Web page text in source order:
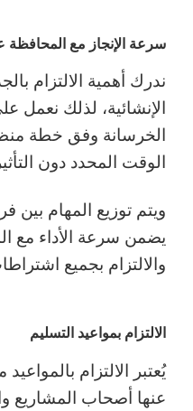
سرعة الإنجاز مع المحافظة
ندرك أهمية الالتزام
الإنشائية، لذلك نعمل
الخرسانة وفق خطة
الوقت المحدد دون
ويتم توزيع المهام
يضمن سرعة الأداء مع
والالتزام بجميع
الالتزام بمواعيد التسليم
يُعتبر الالتزام
عنها أصحاب المشاريع